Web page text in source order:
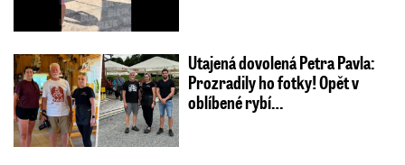
Utajená dovolená Petra Pavla:
Prozradily ho fotky! Opět v
oblíbené rybí…